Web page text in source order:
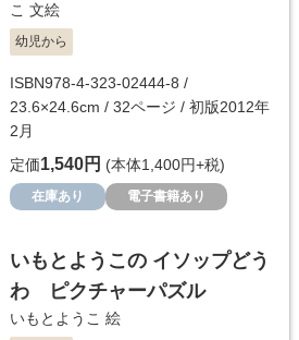
こ 文絵
幼児から
ISBN978-4-323-02444-8 /
23.6×24.6cm / 32ページ / 初版2012年
2月
定価1,540円 (本体1,400円+税)
在庫あり 電子書籍あり
いもとようこの イソップどう
わ ピクチャーパズル
いもとようこ 絵